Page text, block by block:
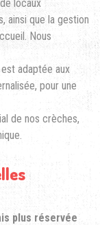
locaux
ainsi que la gestion
Nous
adaptée aux
pour une
de nos crèches,
plus réservée